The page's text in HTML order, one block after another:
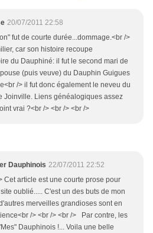
20/07/2011 22:58
fut de courte durée...dommage.<br />
car son histoire recoupe
du Dauphiné: il fut le second mari de
(puis veuve) du Dauphin Guigues
/> il fut donc également le neveu du
Joinville. Liens généalogiques assez
vrai ?<br /> <br /> <br />
Dauphinois 22/07/2011 22:52
Cet article est une courte prose pour
oublié..... C'est un des buts de mon
merveilles grandioses sont en
/> <br /> <br /> Par contre, les
Dauphinois !... Voila une belle